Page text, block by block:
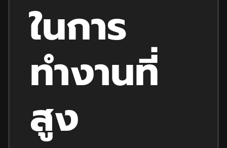
ในการ
ทำงานที่
สูง